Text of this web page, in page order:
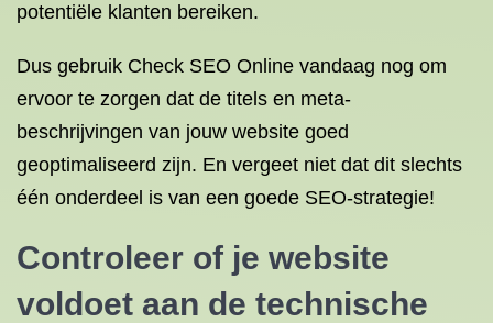
potentiële klanten bereiken.
Dus gebruik Check SEO Online vandaag nog om
ervoor te zorgen dat de titels en meta-
beschrijvingen van jouw website goed
geoptimaliseerd zijn. En vergeet niet dat dit slechts
één onderdeel is van een goede SEO-strategie!
Controleer of je website
voldoet aan de technische